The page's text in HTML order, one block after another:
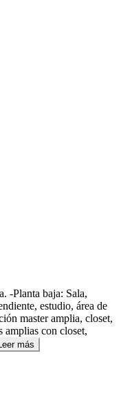
-Planta baja: Sala,
estudio, área de
master amplia, closet,
amplias con closet,
más